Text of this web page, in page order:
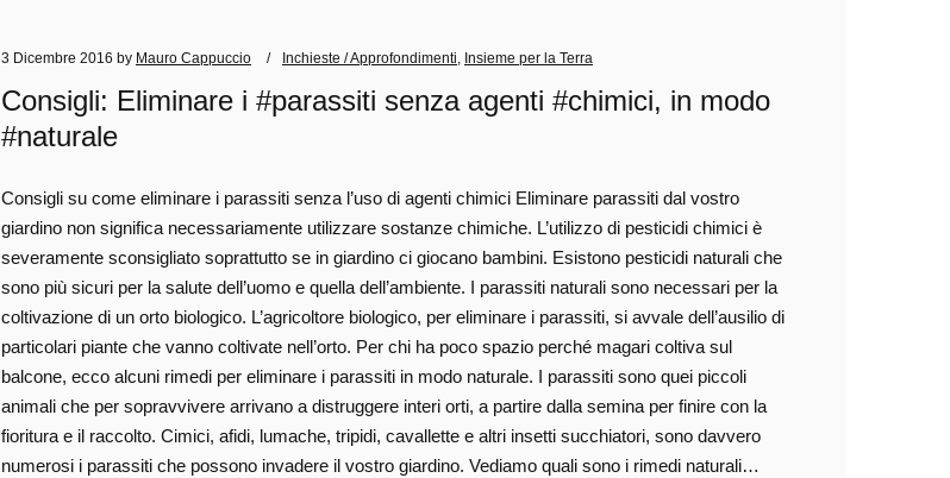
3 Dicembre 2016 by Mauro Cappuccio Inchieste / Approfondimenti Insieme per la Terra
Consigli: Eliminare i #parassiti senza agenti #chimici, in modo
#naturale
Consigli su come eliminare i parassiti senza l’uso di agenti chimici Eliminare parassiti dal vostro
giardino non significa necessariamente utilizzare sostanze chimiche. L’utilizzo di pesticidi chimici è
severamente sconsigliato soprattutto se in giardino ci giocano bambini. Esistono pesticidi naturali che
sono più sicuri per la salute dell’uomo e quella dell’ambiente. I parassiti naturali sono necessari per la
coltivazione di un orto biologico. L’agricoltore biologico, per eliminare i parassiti, si avvale dell’ausilio di
particolari piante che vanno coltivate nell’orto. Per chi ha poco spazio perché magari coltiva sul
balcone, ecco alcuni rimedi per eliminare i parassiti in modo naturale. I parassiti sono quei piccoli
animali che per sopravvivere arrivano a distruggere interi orti, a partire dalla semina per finire con la
fioritura e il raccolto. Cimici, afidi, lumache, tripidi, cavallette e altri insetti succhiatori, sono davvero
numerosi i parassiti che possono invadere il vostro giardino. Vediamo quali sono i rimedi naturali…